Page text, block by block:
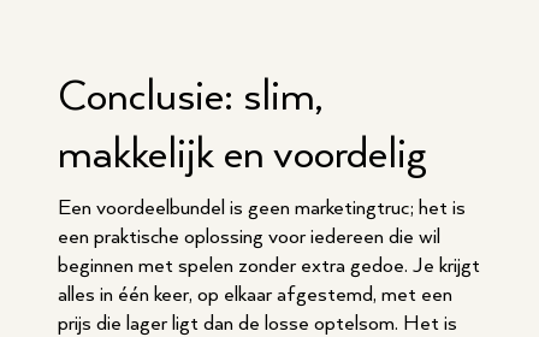
Conclusie: slim,
makkelijk en voordelig
Een voordeelbundel is geen marketingtruc; het is
een praktische oplossing voor iedereen die wil
beginnen met spelen zonder extra gedoe. Je krijgt
alles in één keer, op elkaar afgestemd, met een
prijs die lager ligt dan de losse optelsom. Het is